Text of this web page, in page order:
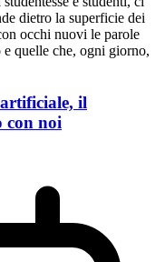
dietro la superficie dei
occhi nuovi le parole
quelle che, ogni giorno,
il
con noi